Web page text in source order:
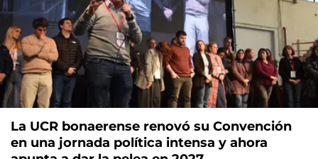
La UCR bonaerense renovó su Convención
en una jornada política intensa y ahora